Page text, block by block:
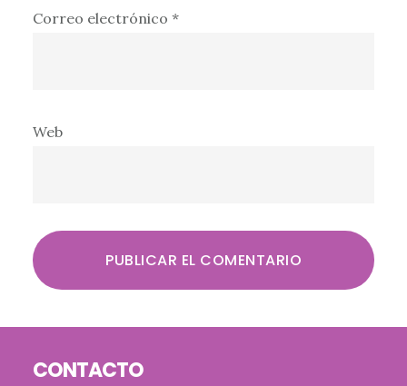
Correo electrónico *
Web
CONTACTO